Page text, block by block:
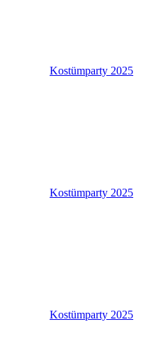
Kostümparty 2025
Kostümparty 2025
Kostümparty 2025